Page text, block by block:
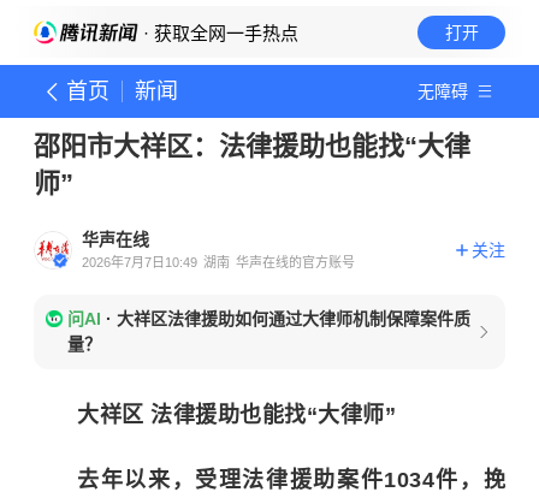
· 获取全网一手热点 打开
首页 新闻 无障碍
邵阳市大祥区：法律援助也能找“大律
师”
华声在线
2026年7月7日10:49 湖南 华声在线的官方账号
关注
问AI · 大祥区法律援助如何通过大律师机制保障案件质
量？
大祥区 法律援助也能找“大律师”
去年以来，受理法律援助案件1034件，挽